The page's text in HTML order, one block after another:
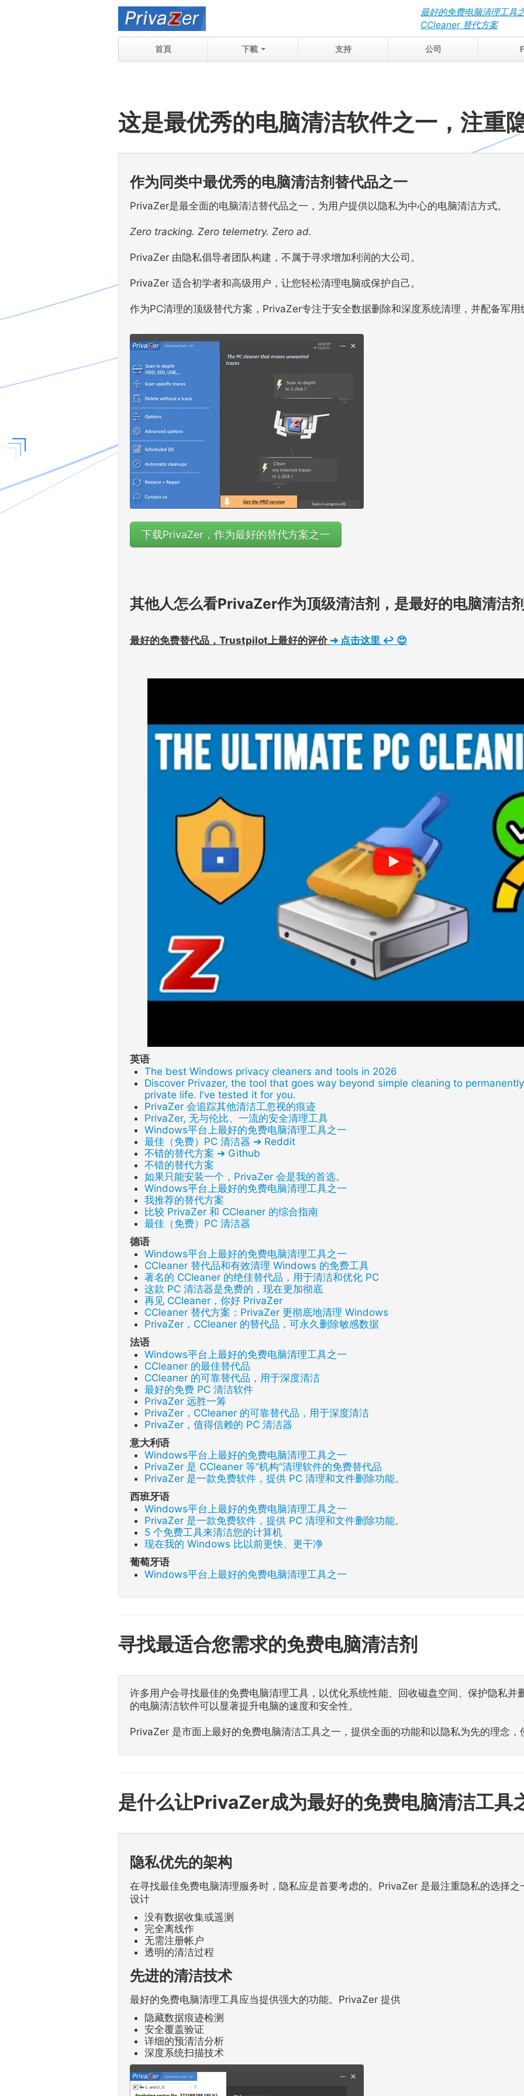
最好的免费电脑清理工具
CCleaner 替代方案
首頁 下載 支持 公司
这是最优秀的电脑清洁软件之一，注重
作为同类中最优秀的电脑清洁剂替代品之一
PrivaZer是最全面的电脑清洁替代品之一，为用户提供以隐私为中心的电脑清洁方式。
Zero tracking. Zero telemetry. Zero ad.
PrivaZer 由隐私倡导者团队构建，不属于寻求增加利润的大公司。
PrivaZer 适合初学者和高级用户，让您轻松清理电脑或保护自己。
作为PC清理的顶级替代方案，PrivaZer专注于安全数据删除和深度系统清理，并配备军用
下载PrivaZer，作为最好的替代方案之一
其他人怎么看PrivaZer作为顶级清洁剂，是最好的电脑清洁
最好的免费替代品，Trustpilot上最好的评价 ➔ 点击这里 ↩ 😍
英语
The best Windows privacy cleaners and tools in 2026
Discover Privazer, the tool that goes way beyond simple cleaning to
private life. I've tested it for you.
PrivaZer 会追踪其他清洁工忽视的痕迹
PrivaZer, 无与伦比、一流的安全清理工具
Windows平台上最好的免费电脑清理工具之一
最佳（免费）PC 清洁器 ➔ Reddit
不错的替代方案 ➔ Github
不错的替代方案
如果只能安装一个，PrivaZer 会是我的首选。
Windows平台上最好的免费电脑清理工具之一
我推荐的替代方案
比较 PrivaZer 和 CCleaner 的综合指南
最佳（免费）PC 清洁器
德语
Windows平台上最好的免费电脑清理工具之一
CCleaner 替代品和有效清理 Windows 的免费工具
著名的 CCleaner 的绝佳替代品，用于清洁和优化 PC
这款 PC 清洁器是免费的，现在更加彻底
再见 CCleaner，你好 PrivaZer
CCleaner 替代方案：PrivaZer 更彻底地清理 Windows
PrivaZer，CCleaner 的替代品，可永久删除敏感数据
法语
Windows平台上最好的免费电脑清理工具之一
CCleaner 的最佳替代品
CCleaner 的可靠替代品，用于深度清洁
最好的免费 PC 清洁软件
PrivaZer 远胜一筹
PrivaZer，CCleaner 的可靠替代品，用于深度清洁
PrivaZer，值得信赖的 PC 清洁器
意大利语
Windows平台上最好的免费电脑清理工具之一
PrivaZer 是 CCleaner 等“机构”清理软件的免费替代品
PrivaZer 是一款免费软件，提供 PC 清理和文件删除功能。
西班牙语
Windows平台上最好的免费电脑清理工具之一
PrivaZer 是一款免费软件，提供 PC 清理和文件删除功能。
5 个免费工具来清洁您的计算机
现在我的 Windows 比以前更快、更干净
葡萄牙语
Windows平台上最好的免费电脑清理工具之一
寻找最适合您需求的免费电脑清洁剂
许多用户会寻找最佳的免费电脑清理工具，以优化系统性能、回收磁盘空间、保护隐私并
的电脑清洁软件可以显著提升电脑的速度和安全性。
PrivaZer 是市面上最好的免费电脑清洁工具之一，提供全面的功能和以隐私为先的理念，
是什么让PrivaZer成为最好的免费电脑清洁工具
隐私优先的架构
在寻找最佳免费电脑清理服务时，隐私应是首要考虑的。PrivaZer 是最注重隐私的选择
设计
没有数据收集或遥测
完全离线作
无需注册帐户
透明的清洁过程
先进的清洁技术
最好的免费电脑清理工具应当提供强大的功能。PrivaZer 提供
隐藏数据痕迹检测
安全覆盖验证
详细的预清洁分析
深度系统扫描技术